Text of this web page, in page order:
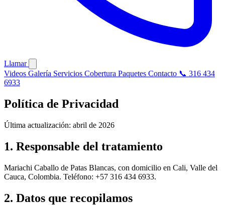
Llamar
Videos Galería Servicios Cobertura Paquetes Contacto 📞 316 434
6933
Política de Privacidad
Última actualización: abril de 2026
1. Responsable del tratamiento
Mariachi Caballo de Patas Blancas, con domicilio en Cali, Valle del
Cauca, Colombia. Teléfono: +57 316 434 6933.
2. Datos que recopilamos